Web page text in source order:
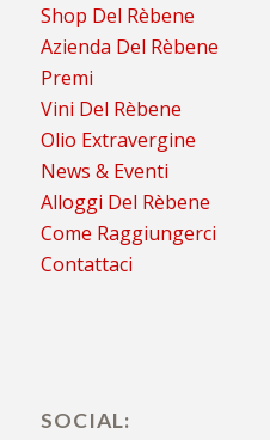
Shop Del Rèbene
Azienda Del Rèbene
Premi
Vini Del Rèbene
Olio Extravergine
News & Eventi
Alloggi Del Rèbene
Come Raggiungerci
Contattaci
SOCIAL: